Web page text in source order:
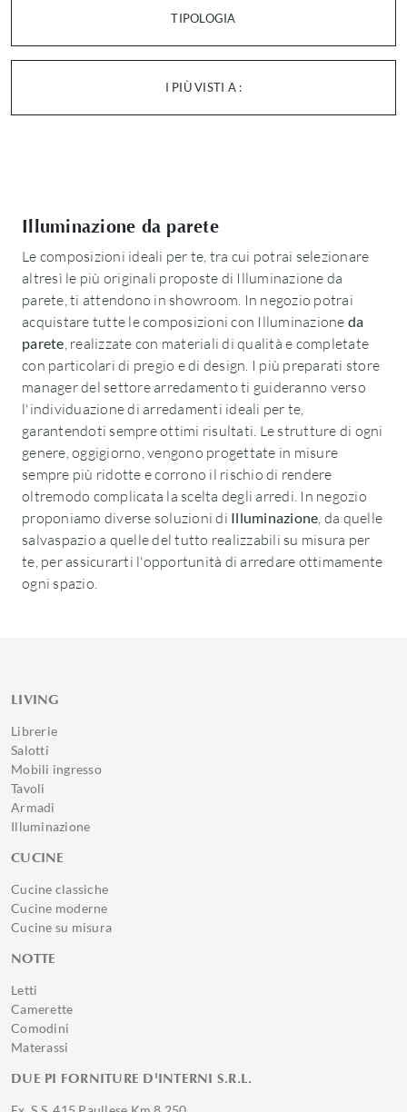
TIPOLOGIA
I PIÙ VISTI A :
Illuminazione da parete
Le composizioni ideali per te, tra cui potrai selezionare
altresì le più originali proposte di Illuminazione da
parete, ti attendono in showroom. In negozio potrai
acquistare tutte le composizioni con Illuminazione da
parete, realizzate con materiali di qualità e completate
con particolari di pregio e di design. I più preparati store
manager del settore arredamento ti guideranno verso
l'individuazione di arredamenti ideali per te,
garantendoti sempre ottimi risultati. Le strutture di ogni
genere, oggigiorno, vengono progettate in misure
sempre più ridotte e corrono il rischio di rendere
oltremodo complicata la scelta degli arredi. In negozio
proponiamo diverse soluzioni di Illuminazione, da quelle
salvaspazio a quelle del tutto realizzabili su misura per
te, per assicurarti l'opportunità di arredare ottimamente
ogni spazio.
LIVING
Librerie
Salotti
Mobili ingresso
Tavoli
Armadi
Illuminazione
CUCINE
Cucine classiche
Cucine moderne
Cucine su misura
NOTTE
Letti
Camerette
Comodini
Materassi
DUE PI FORNITURE D'INTERNI S.R.L.